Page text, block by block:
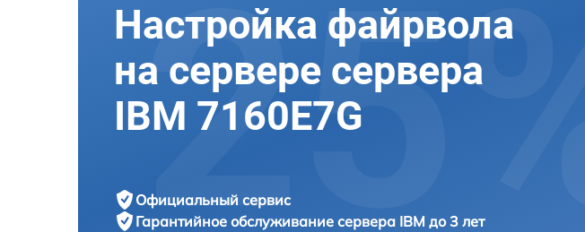
Настройка файрвола
на сервере сервера
IBM 7160E7G
Официальный сервис
Гарантийное обслуживание сервера IBM до 3 лет